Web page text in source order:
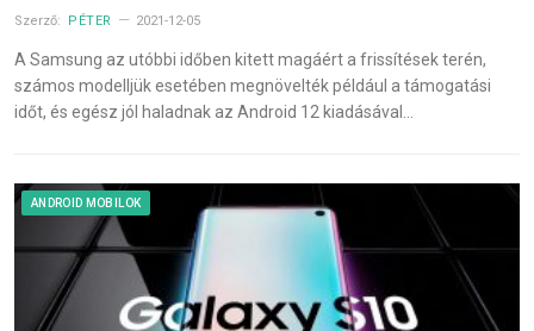
Szerző: PÉTER 2021-12-05
A Samsung az utóbbi időben kitett magáért a frissítések terén,
számos modelljük esetében megnövelték például a támogatási
időt, és egész jól haladnak az Android 12 kiadásával…
ANDROID MOBILOK